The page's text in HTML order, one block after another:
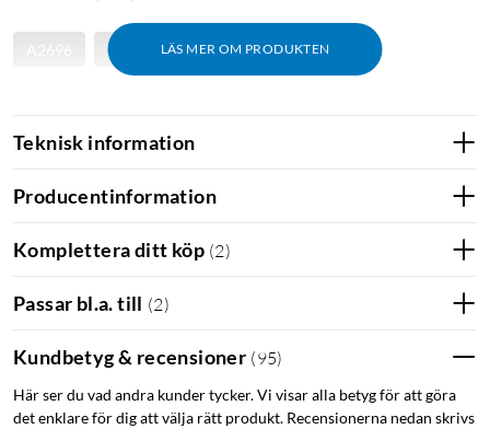
LÄS MER OM PRODUKTEN
A2757
Teknisk information
Producentinformation
Komplettera ditt köp (2)
Passar bl.a. till (2)
Kundbetyg & recensioner (95)
Här ser du vad andra kunder tycker. Vi visar alla betyg för att göra
det enklare för dig att välja rätt produkt. Recensionerna nedan skrivs